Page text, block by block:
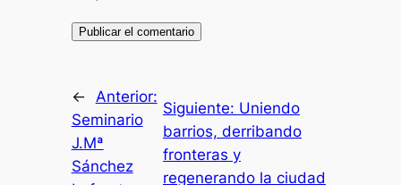
← Anterior:
Seminario
J.Mª
Sánchez
Siguiente: Uniendo
barrios, derribando
fronteras y
regenerando la ciudad